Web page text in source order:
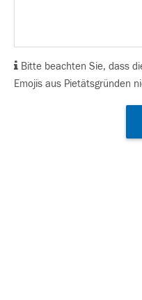
Bitte beachten Sie, dass
Emojis aus Pietätsgründen